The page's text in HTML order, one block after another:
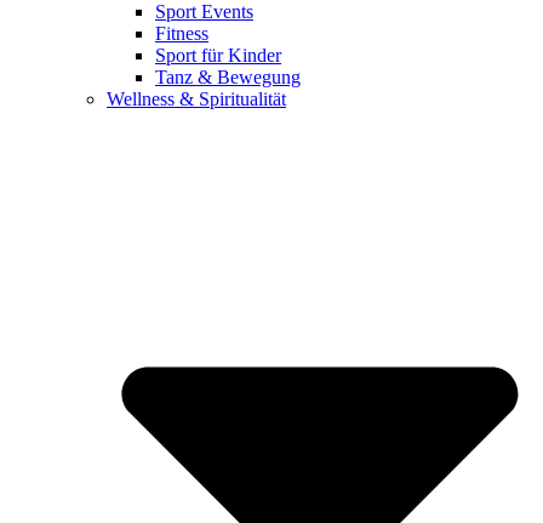
Sport Events
Fitness
Sport für Kinder
Tanz & Bewegung
Wellness & Spiritualität